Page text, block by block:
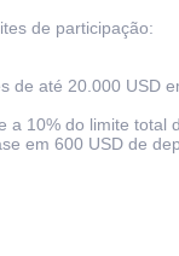
de participação:
de até 20.000 USD
10% do limite total
em 600 USD de